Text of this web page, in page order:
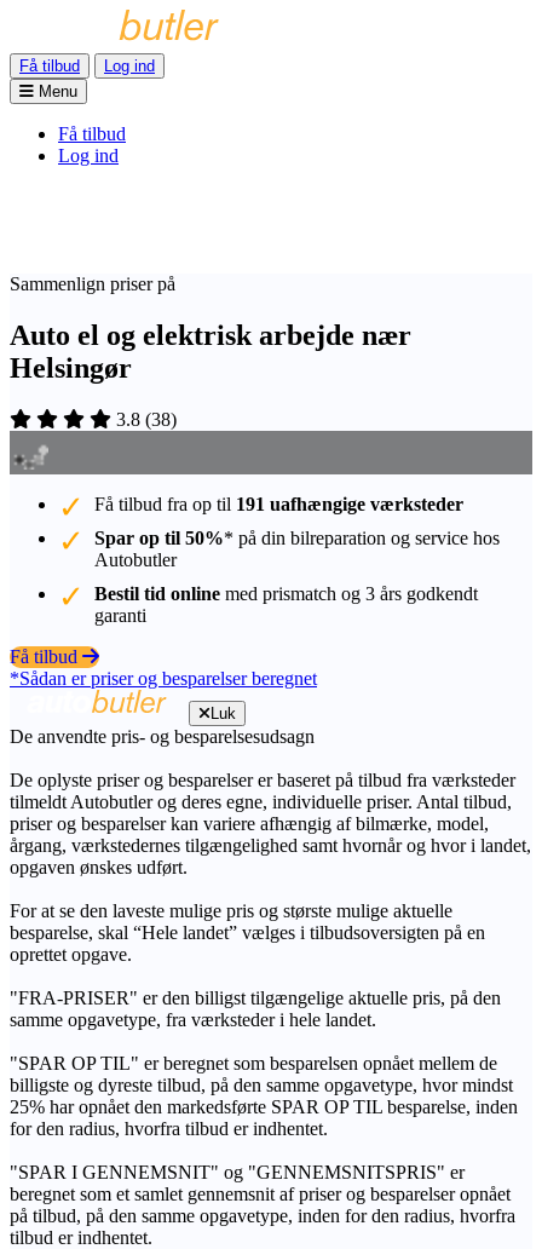
Få tilbud
Log ind
Menu
Få tilbud
Log ind
Sammenlign priser på
Auto el og elektrisk arbejde nær
Helsingør
3.8 (38)
Få tilbud fra op til 191 uafhængige værksteder
Spar op til 50%* på din bilreparation og service hos
Autobutler
Bestil tid online med prismatch og 3 års godkendt
garanti
Få tilbud
*Sådan er priser og besparelser beregnet
Luk
De anvendte pris- og besparelsesudsagn
De oplyste priser og besparelser er baseret på tilbud fra værksteder
tilmeldt Autobutler og deres egne, individuelle priser. Antal tilbud,
priser og besparelser kan variere afhængig af bilmærke, model,
årgang, værkstedernes tilgængelighed samt hvornår og hvor i landet,
opgaven ønskes udført.
For at se den laveste mulige pris og største mulige aktuelle
besparelse, skal “Hele landet” vælges i tilbudsoversigten på en
oprettet opgave.
"FRA-PRISER" er den billigst tilgængelige aktuelle pris, på den
samme opgavetype, fra værksteder i hele landet.
"SPAR OP TIL" er beregnet som besparelsen opnået mellem de
billigste og dyreste tilbud, på den samme opgavetype, hvor mindst
25% har opnået den markedsførte SPAR OP TIL besparelse, inden
for den radius, hvorfra tilbud er indhentet.
"SPAR I GENNEMSNIT" og "GENNEMSNITSPRIS" er
beregnet som et samlet gennemsnit af priser og besparelser opnået
på tilbud, på den samme opgavetype, inden for den radius, hvorfra
tilbud er indhentet.